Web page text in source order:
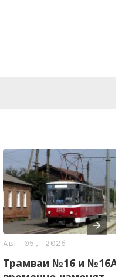
Авг 05, 2026
Трамваи №16 и №16А